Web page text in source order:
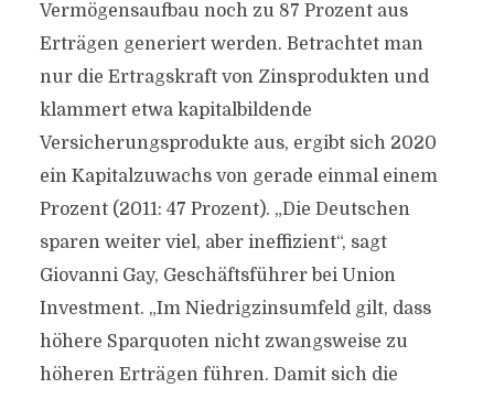
Vermögensaufbau noch zu 87 Prozent aus
Erträgen generiert werden. Betrachtet man
nur die Ertragskraft von Zinsprodukten und
klammert etwa kapitalbildende
Versicherungsprodukte aus, ergibt sich 2020
ein Kapitalzuwachs von gerade einmal einem
Prozent (2011: 47 Prozent). „Die Deutschen
sparen weiter viel, aber ineffizient“, sagt
Giovanni Gay, Geschäftsführer bei Union
Investment. „Im Niedrigzinsumfeld gilt, dass
höhere Sparquoten nicht zwangsweise zu
höheren Erträgen führen. Damit sich die